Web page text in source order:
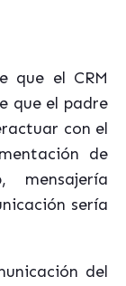
que el CRM
que el padre
con el
de
mensajería
sería
del